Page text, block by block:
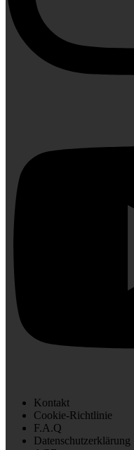
Kontakt
Cookie-Richtlinie
F.A.Q
Datenschutzerklärung